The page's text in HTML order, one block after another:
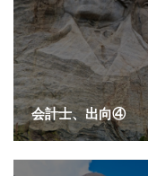
会計士、出向④